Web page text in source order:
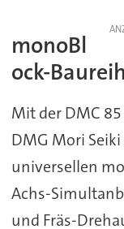
monoBl
ock-
Mit der DMC
DMG Mori
universellen
Achs-
und Fräs-